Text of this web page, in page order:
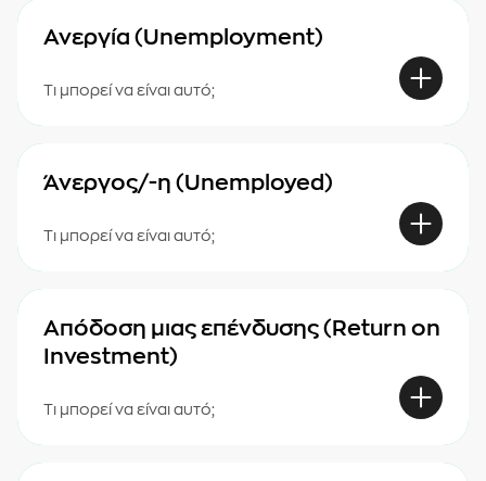
Ανεργία (Unemployment)
Τι μπορεί να είναι αυτό;
Άνεργος/-η (Unemployed)
Τι μπορεί να είναι αυτό;
Απόδοση μιας επένδυσης (Return on
Investment)
Τι μπορεί να είναι αυτό;